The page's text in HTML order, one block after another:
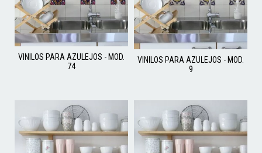
VINILOS PARA AZULEJOS - MOD.
74
VINILOS PARA AZULEJOS - MOD.
9